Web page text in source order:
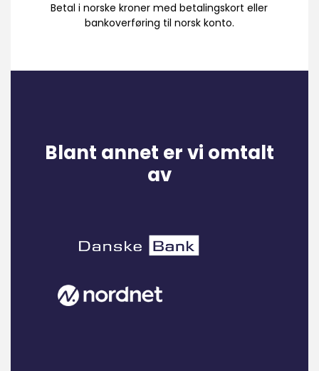
Betal i norske kroner med betalingskort eller
bankoverføring til norsk konto.
Blant annet er vi omtalt
av